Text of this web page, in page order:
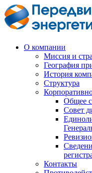
О компании
Миссия и
География
История
Структура
Общее
Совет
Контакты